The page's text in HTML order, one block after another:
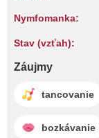
Nymfomanka:
Stav (vzťah):
Záujmy
tancovanie
bozkávanie